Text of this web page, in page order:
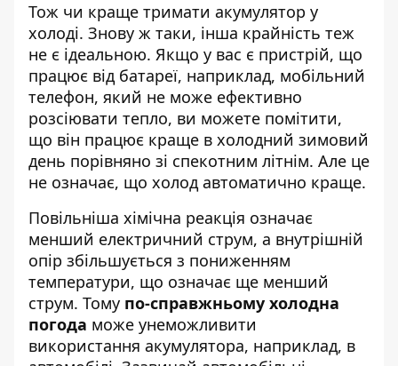
Тож чи краще тримати акумулятор у
холоді. Знову ж таки, інша крайність теж
не є ідеальною. Якщо у вас є пристрій, що
працює від батареї, наприклад, мобільний
телефон, який не може ефективно
розсіювати тепло, ви можете помітити,
що він працює краще в холодний зимовий
день порівняно зі спекотним літнім. Але це
не означає, що холод автоматично краще.
Повільніша хімічна реакція означає
менший електричний струм, а внутрішній
опір збільшується з пониженням
температури, що означає ще менший
струм. Тому по-справжньому холодна
погода може унеможливити
використання акумулятора, наприклад, в